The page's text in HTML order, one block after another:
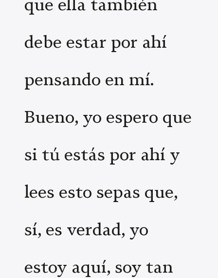
debe estar por ahí
pensando en mí.
Bueno, yo espero que
si tú estás por ahí y
lees esto sepas que,
sí, es verdad, yo
estoy aquí, soy tan